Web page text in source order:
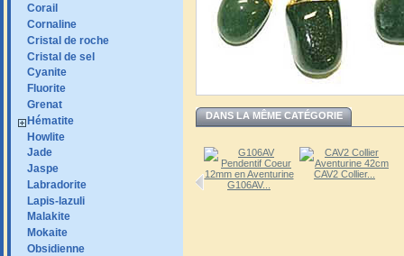
Corail
Cornaline
Cristal de roche
Cristal de sel
Cyanite
Fluorite
Grenat
Hématite
Howlite
Jade
Jaspe
Labradorite
Lapis-lazuli
Malakite
Mokaite
Obsidienne
DANS LA MÊME CATÉGORIE
BAVPL...
G106AV...
CAV2 Collier...